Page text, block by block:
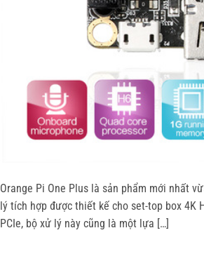
Orange Pi One Plus là sản phẩm mới nhất
lý tích hợp được thiết kế cho set-top box 4K
PCIe, bộ xử lý này cũng là một lựa […]